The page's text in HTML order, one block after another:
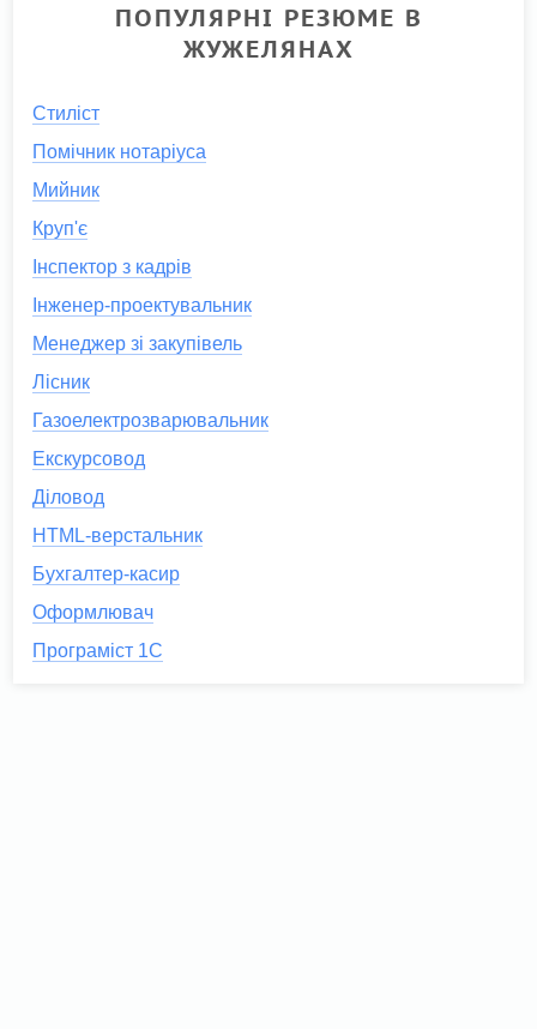
ПОПУЛЯРНІ РЕЗЮМЕ В
ЖУЖЕЛЯНАХ
Стиліст
Помічник нотаріуса
Мийник
Круп'є
Інспектор з кадрів
Інженер-проектувальник
Менеджер зі закупівель
Лісник
Газоелектрозварювальник
Екскурсовод
Діловод
HTML-верстальник
Бухгалтер-касир
Оформлювач
Програміст 1С